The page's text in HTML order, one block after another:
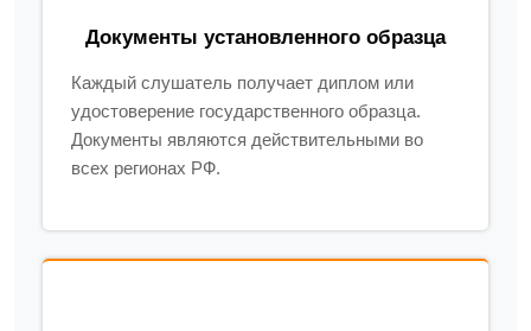
Документы установленного образца
Каждый слушатель получает диплом или
удостоверение государственного образца.
Документы являются действительными во
всех регионах РФ.